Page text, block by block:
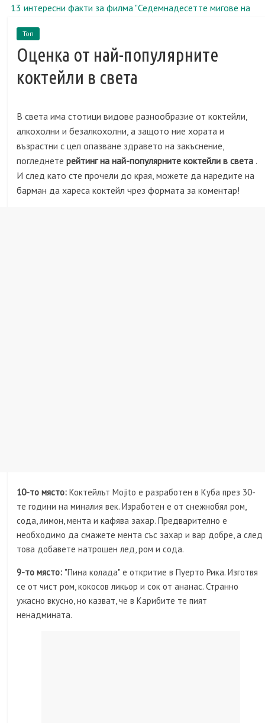
13 интересни факти за филма "Седемнадесетте мигове на
Рене Зелуегър, биография, новини, снимка
Пазар на недвижими имоти: Апартаменти за долари и евро
все повече се отдават под наем в столицата
Перевозка.Ру: преместваме се в друг офис заедно
бъдеще
Топ
Оценка от най-популярните
коктейли в света
В света има стотици видове разнообразие от коктейли,
алкохолни и безалкохолни, а защото ние хората и
възрастни с цел опазване здравето на закъснение,
погледнетерейтинг на най-популярните коктейли в света.
И след като сте прочели до края, можете да наредите на
барман да хареса коктейл чрез формата за коментар!
10-то място:Коктейлът Mojito е разработен в Куба през 30-
те години на миналия век. Изработен е от снежнобял ром,
сода, лимон, мента и кафява захар. Предварително е
необходимо да смажете мента със захар и вар добре, а след
това добавете натрошен лед, ром и сода.
9-то място: "Пина колада" е откритие в Пуерто Рика. Изготвя
се от чист ром, кокосов ликьор и сок от ананас. Странно
ужасно вкусно, но казват, че в Карибите те пият
ненадмината.